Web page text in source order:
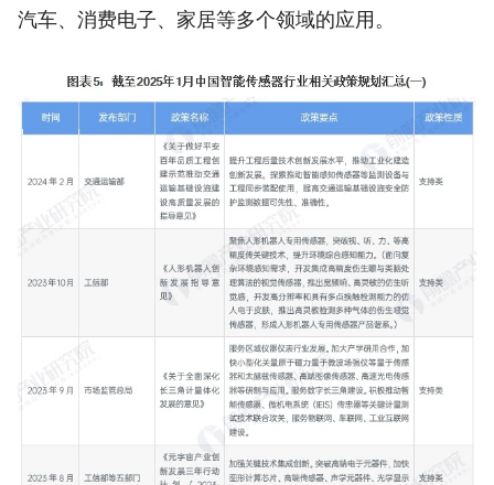
汽车、消费电子、家居等多个领域的应用。